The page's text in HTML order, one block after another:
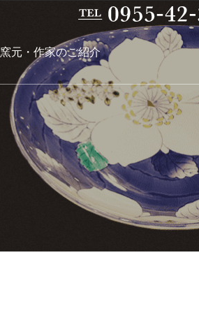
窯元・作家のご紹介